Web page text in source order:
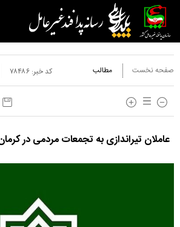
صفحه نخست مطالب کد خبر:۷۸۴۸۶
عاملان تیراندازی به تجمعات مردمی در